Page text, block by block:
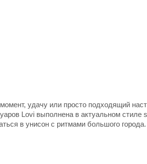
удачу или просто подходящий
Lovi выполнена в актуальном стиле
в унисон с ритмами большого города.